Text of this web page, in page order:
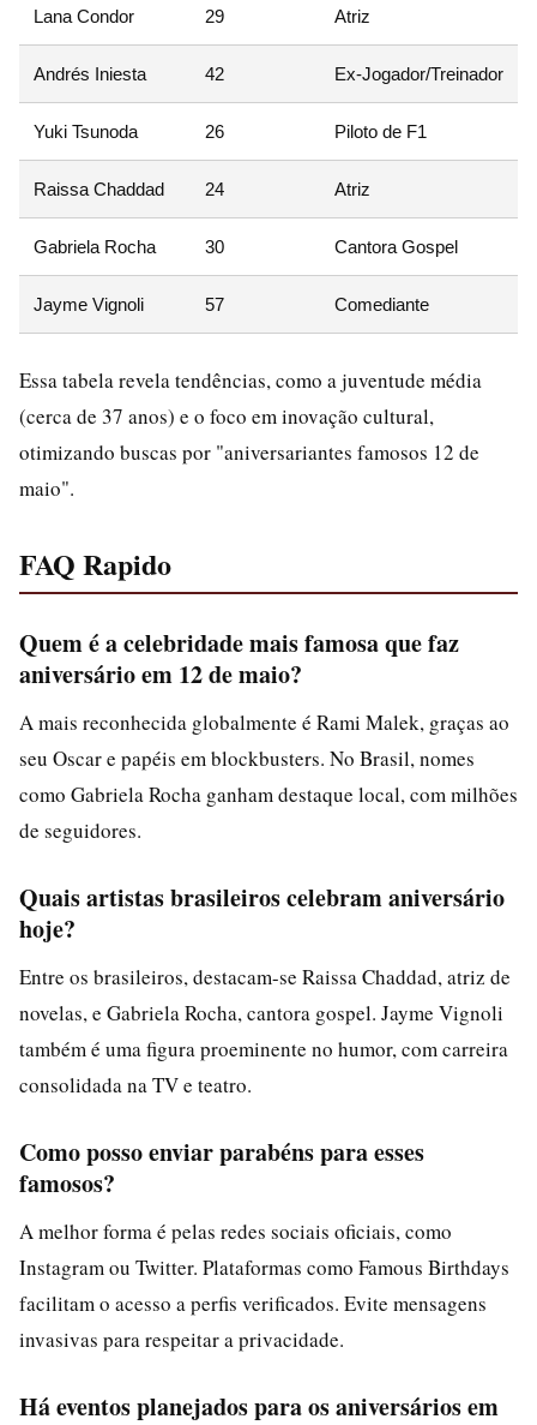
Lana Condor 29 Atriz
Andrés Iniesta 42 Ex-Jogador/Treinador
Yuki Tsunoda 26 Piloto de F1
Raissa Chaddad 24 Atriz
Gabriela Rocha 30 Cantora Gospel
Jayme Vignoli 57 Comediante
Essa tabela revela tendências, como a juventude média
(cerca de 37 anos) e o foco em inovação cultural,
otimizando buscas por "aniversariantes famosos 12 de
maio".
FAQ Rapido
Quem é a celebridade mais famosa que faz
aniversário em 12 de maio?
A mais reconhecida globalmente é Rami Malek, graças ao
seu Oscar e papéis em blockbusters. No Brasil, nomes
como Gabriela Rocha ganham destaque local, com milhões
de seguidores.
Quais artistas brasileiros celebram aniversário
hoje?
Entre os brasileiros, destacam-se Raissa Chaddad, atriz de
novelas, e Gabriela Rocha, cantora gospel. Jayme Vignoli
também é uma figura proeminente no humor, com carreira
consolidada na TV e teatro.
Como posso enviar parabéns para esses
famosos?
A melhor forma é pelas redes sociais oficiais, como
Instagram ou Twitter. Plataformas como Famous Birthdays
facilitam o acesso a perfis verificados. Evite mensagens
invasivas para respeitar a privacidade.
Há eventos planejados para os aniversários em